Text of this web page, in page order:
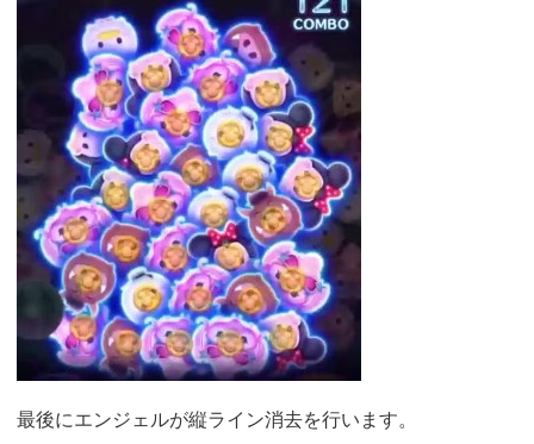
最後にエンジェルが縦ライン消去を行います。